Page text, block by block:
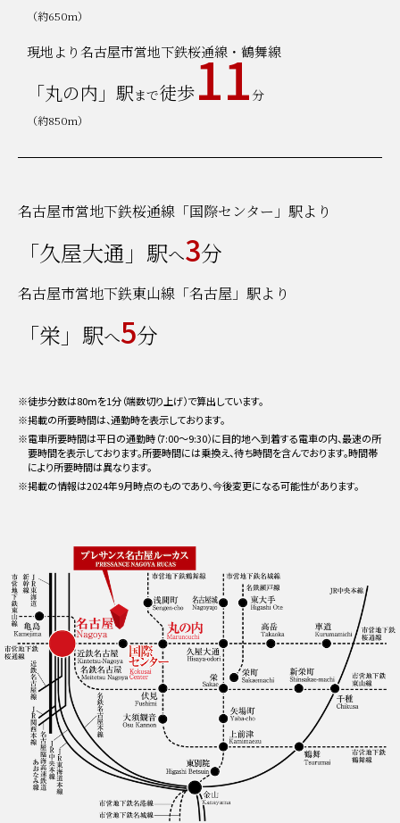
（約650m）
現地より名古屋市営地下鉄桜通線・鶴舞線
「丸の内」駅まで徒歩11分
（約850m）
名古屋市営地下鉄桜通線「国際センター」駅より
「久屋大通」駅へ3分
名古屋市営地下鉄東山線「名古屋」駅より
「栄」駅へ5分
※徒歩分数は80ⅿを1分（端数切り上げ）で算出しています。
※掲載の所要時間は、通勤時を表示しております。
※電車所要時間は平日の通勤時（7:00〜9:30）に目的地へ到着する電車の内、最速の所
要時間を表示しております。所要時間には乗換え、待ち時間を含んでおります。時間帯
により所要時間は異なります。
※掲載の情報は2024年9月時点のものであり、今後変更になる可能性があります。